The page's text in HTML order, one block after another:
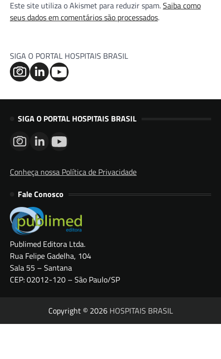
Este site utiliza o Akismet para reduzir spam.Saiba como
seus dados em comentários são processados.
SIGA O PORTAL HOSPITAIS BRASIL
SIGA O PORTAL HOSPITAIS BRASIL
Conheça nossa Política de Privacidade
Fale Conosco
Publimed Editora Ltda.
Rua Felipe Gadelha, 104
Sala 55 – Santana
CEP: 02012-120 – São Paulo/SP
Copyright © 2026 HOSPITAIS BRASIL